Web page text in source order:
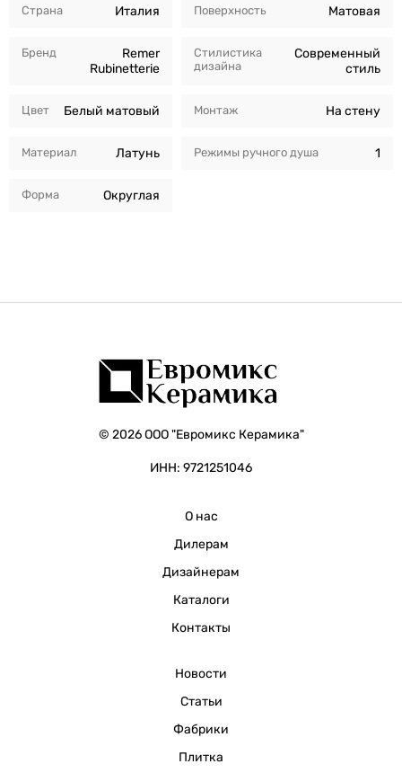
Страна Италия
Бренд
Remer
Rubinetterie
Цвет Белый матовый
Материал Латунь
Форма Округлая
Поверхность Матовая
Стилистика
дизайна
Современный
стиль
Монтаж На стену
Режимы ручного душа 1
© 2026 ООО "Евромикс Керамика"
ИНН: 9721251046
О нас
Дилерам
Дизайнерам
Каталоги
Контакты
Новости
Статьи
Фабрики
Плитка